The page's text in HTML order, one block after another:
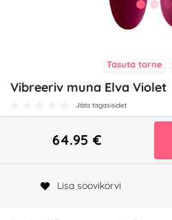
Tasuta tarne
Vibreeriv muna Elva Violet
Jäta tagasisidet
64.95 €
Lisa soovikorvi